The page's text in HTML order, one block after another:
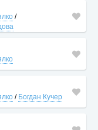
/
/ Богдан Кучер